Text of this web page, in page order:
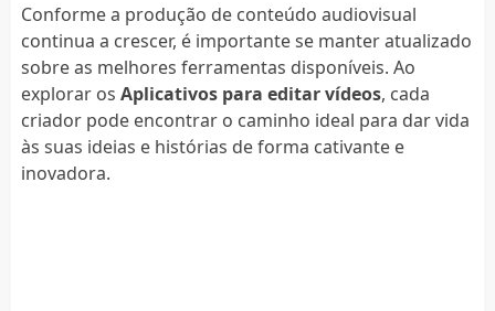
Conforme a produção de conteúdo audiovisual
continua a crescer, é importante se manter atualizado
sobre as melhores ferramentas disponíveis. Ao
explorar os Aplicativos para editar vídeos, cada
criador pode encontrar o caminho ideal para dar vida
às suas ideias e histórias de forma cativante e
inovadora.